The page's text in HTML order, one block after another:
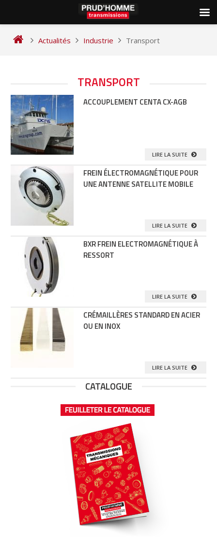
Actualités Industrie Transport
TRANSPORT
ACCOUPLEMENT CENTA CX-AGB
LIRE LA SUITE
FREIN ÉLECTROMAGNÉTIQUE POUR
UNE ANTENNE SATELLITE MOBILE
LIRE LA SUITE
BXR FREIN ELECTROMAGNÉTIQUE À
RESSORT
LIRE LA SUITE
CRÉMAILLÈRES STANDARD EN ACIER
OU EN INOX
LIRE LA SUITE
CATALOGUE